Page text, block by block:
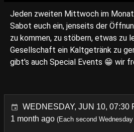
Jeden zweiten Mittwoch im
Sabot euch ein, jenseits der
zu kommen, zu stöbern, etwas zu
Gesellschaft ein Kaltgetränk zu
gibt's auch Special Events 😁 wir
WEDNESDAY, JUN 10, 07:30
1 month ago (Each second